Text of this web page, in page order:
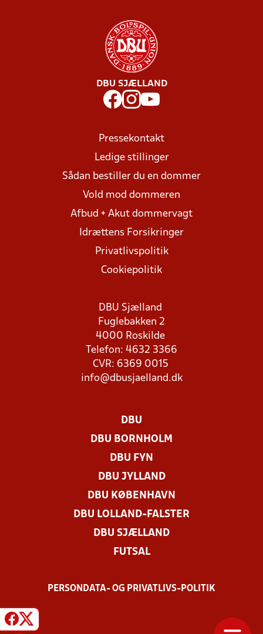
DBU SJÆLLAND
Pressekontakt
Ledige stillinger
Sådan bestiller du en dommer
Vold mod dommeren
Afbud + Akut dommervagt
Idrættens Forsikringer
Privatlivspolitik
Cookiepolitik
DBU Sjælland
Fuglebakken 2
4000 Roskilde
Telefon: 4632 3366
CVR: 6369 0015
info@dbusjaelland.dk
DBU
DBU BORNHOLM
DBU FYN
DBU JYLLAND
DBU KØBENHAVN
DBU LOLLAND-FALSTER
DBU SJÆLLAND
FUTSAL
PERSONDATA- OG PRIVATLIVS-POLITIK